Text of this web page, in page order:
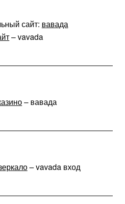
сайт: вавада
– vavada
– вавада
– vavada вход